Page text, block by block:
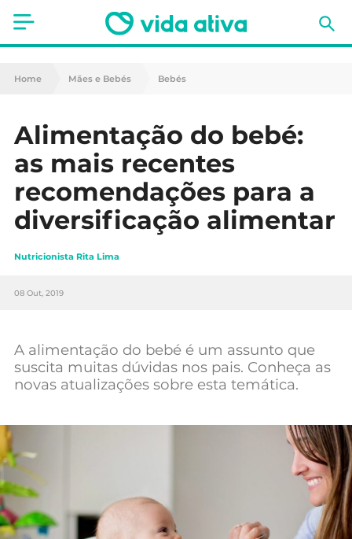
Saúde
Nutrição
Receitas
Fitness
Mães e Bebés
Animais de Estimação
Home Mães e Bebés Bebés
Alimentação do bebé:
as mais recentes
recomendações para a
diversificação alimentar
Nutricionista Rita Lima
08 Out, 2019
A alimentação do bebé é um assunto que
suscita muitas dúvidas nos pais. Conheça as
novas atualizações sobre esta temática.